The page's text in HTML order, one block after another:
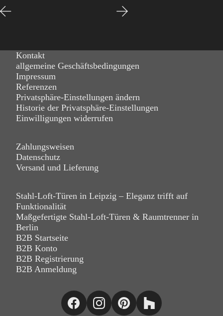
Kontakt
allgemeine Geschäftsbedingungen
Impressum
Referenzen
Privatsphäre-Einstellungen ändern
Historie der Privatsphäre-Einstellungen
Einwilligungen widerrufen
Zahlungsweisen
Datenschutz
Versand und Lieferung
Stahl-Loft-Türen in Leipzig – Eleganz trifft auf
Funktionalität
Maßgefertigte Stahl-Loft-Türen & Raumtrenner in
Berlin
B2B Startseite
B2B Konto
B2B Registrierung
B2B Anmeldung